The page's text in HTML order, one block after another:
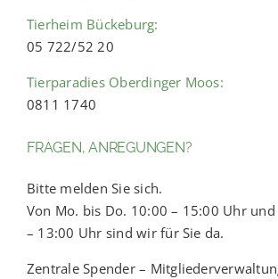
Tierheim Bückeburg:
05 722/52 20
Tierparadies Oberdinger Moos:
0811 1740
FRAGEN, ANREGUNGEN?
Bitte melden Sie sich.
Von Mo. bis Do. 10:00 – 15:00 Uhr
– 13:00 Uhr sind wir für Sie da.
Zentrale Spender –